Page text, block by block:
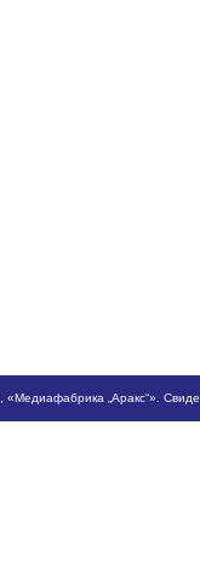
, «Медиафабрика „Аракс“».